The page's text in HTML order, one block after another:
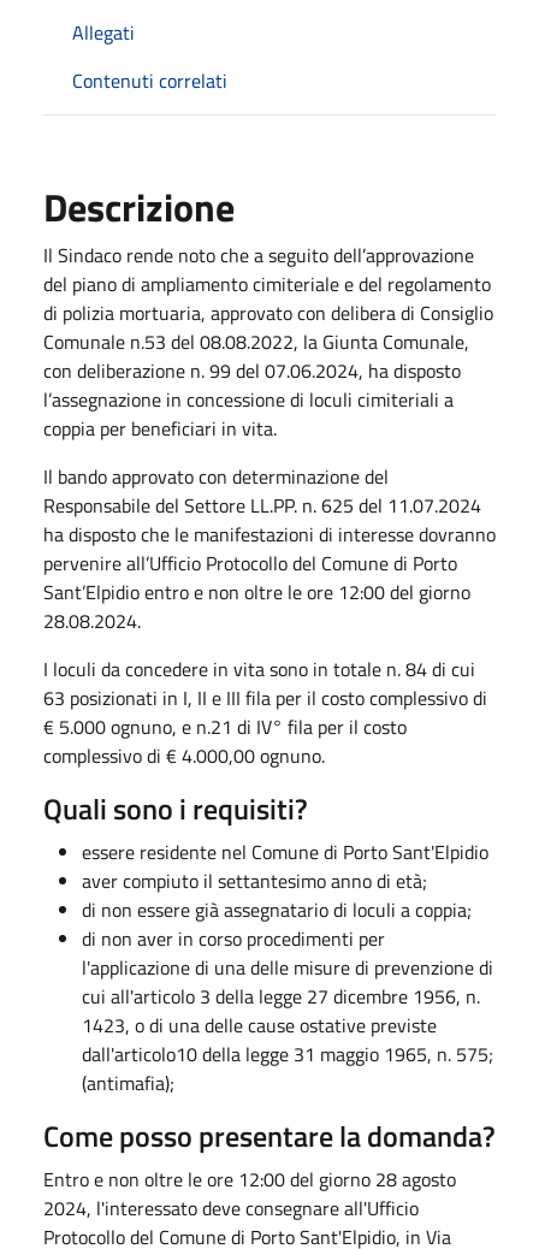
Allegati
Contenuti correlati
Descrizione
Il Sindaco rende noto che a seguito dell’approvazione
del piano di ampliamento cimiteriale e del regolamento
di polizia mortuaria, approvato con delibera di Consiglio
Comunale n.53 del 08.08.2022, la Giunta Comunale,
con deliberazione n. 99 del 07.06.2024, ha disposto
l’assegnazione in concessione di loculi cimiteriali a
coppia per beneficiari in vita.
Il bando approvato con determinazione del
Responsabile del Settore LL.PP. n. 625 del 11.07.2024
ha disposto che le manifestazioni di interesse dovranno
pervenire all’Ufficio Protocollo del Comune di Porto
Sant’Elpidio entro e non oltre le ore 12:00 del giorno
28.08.2024.
I loculi da concedere in vita sono in totale n. 84 di cui
63 posizionati in I, II e III fila per il costo complessivo di
€ 5.000 ognuno, e n.21 di IV° fila per il costo
complessivo di € 4.000,00 ognuno.
Quali sono i requisiti?
essere residente nel Comune di Porto Sant'Elpidio
aver compiuto il settantesimo anno di età;
di non essere già assegnatario di loculi a coppia;
di non aver in corso procedimenti per
l'applicazione di una delle misure di prevenzione di
cui all'articolo 3 della legge 27 dicembre 1956, n.
1423, o di una delle cause ostative previste
dall'articolo10 della legge 31 maggio 1965, n. 575;
(antimafia);
Come posso presentare la domanda?
Entro e non oltre le ore 12:00 del giorno 28 agosto
2024, l'interessato deve consegnare all'Ufficio
Protocollo del Comune di Porto Sant'Elpidio, in Via